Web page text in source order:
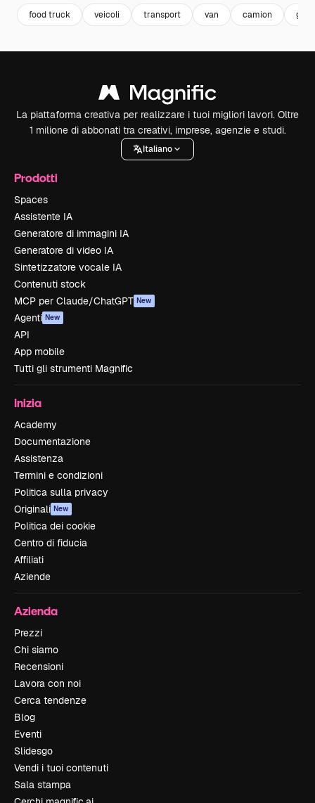
food truck veicoli transport van camion
La piattaforma creativa per realizzare i tuoi migliori lavori. Oltre
1 milione di abbonati tra creativi, imprese, agenzie e studi.
Italiano
Prodotti
Spaces
Assistente IA
Generatore di immagini IA
Generatore di video IA
Sintetizzatore vocale IA
Contenuti stock
MCP per Claude/ChatGPT New
Agenti New
API
App mobile
Tutti gli strumenti Magnific
Inizia
Academy
Documentazione
Assistenza
Termini e condizioni
Politica sulla privacy
Originali New
Politica dei cookie
Centro di fiducia
Affiliati
Aziende
Azienda
Prezzi
Chi siamo
Recensioni
Lavora con noi
Cerca tendenze
Blog
Eventi
Slidesgo
Vendi i tuoi contenuti
Sala stampa